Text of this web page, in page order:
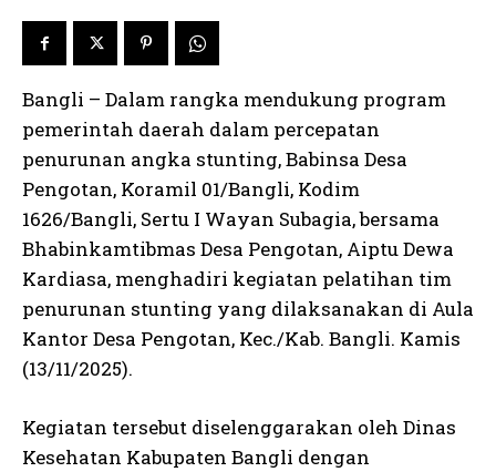
Bangli – Dalam rangka mendukung program
pemerintah daerah dalam percepatan
penurunan angka stunting, Babinsa Desa
Pengotan, Koramil 01/Bangli, Kodim
1626/Bangli, Sertu I Wayan Subagia, bersama
Bhabinkamtibmas Desa Pengotan, Aiptu Dewa
Kardiasa, menghadiri kegiatan pelatihan tim
penurunan stunting yang dilaksanakan di Aula
Kantor Desa Pengotan, Kec./Kab. Bangli. Kamis
(13/11/2025).
Kegiatan tersebut diselenggarakan oleh Dinas
Kesehatan Kabupaten Bangli dengan